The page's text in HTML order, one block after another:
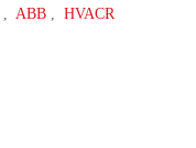
, ABB , HVACR